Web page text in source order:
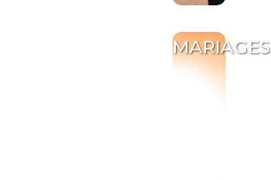
MARIAGES